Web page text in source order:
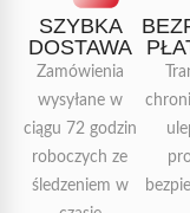
SZYBKA
DOSTAWA
Zamówienia
wysyłane w
ciągu 72 godzin
roboczych ze
śledzeniem w